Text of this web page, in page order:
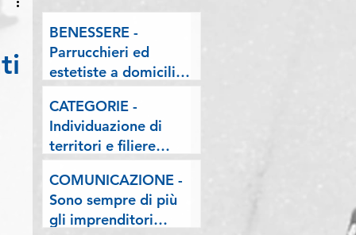
BENESSERE -
Parrucchieri ed
estetiste a domicilio.
Esposto delle
Associazioni artigiane
lombarde: "Le regole
valgano per tutti"
CATEGORIE -
Individuazione di
territori e filiere
pilota nell'ambito del
"Programma V.E.R.A.
– Ecodesign etico e
valorizzazione delle
COMUNICAZIONE -
Sono sempre di più
gli imprenditori